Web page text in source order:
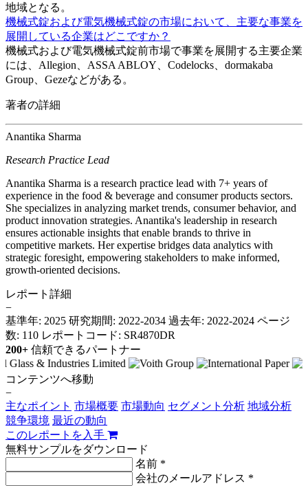
地域となる。
機械式錠および電気機械式錠の市場において、主要な事業を
展開している企業はどこですか？
機械式および電気機械式錠前市場で事業を展開する主要企業
には、Allegion、ASSA ABLOY、Codelocks、dormakaba
Group、Gezeなどがある。
著者の詳細
Anantika Sharma
Research Practice Lead
Anantika Sharma is a research practice lead with 7+ years of
experience in the food & beverage and consumer products sectors.
She specializes in analyzing market trends, consumer behavior, and
product innovation strategies. Anantika's leadership in research
ensures actionable insights that enable brands to thrive in
competitive markets. Her expertise bridges data analytics with
strategic foresight, empowering stakeholders to make informed,
growth-oriented decisions.
レポート詳細
−
基準年: 2025 研究期間: 2022-2034 過去年: 2022-2024 ページ
数: 110 レポートコード: SR4870DR
200+ 信頼できるパートナー
コンテンツへ移動
−
主なポイント 市場概要 市場動向 セグメント分析 地域分析
競争環境 最近の動向
このレポートを入手
無料サンプルをダウンロード
名前 *
会社のメールアドレス *